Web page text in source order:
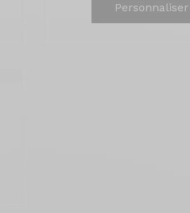
Personnaliser